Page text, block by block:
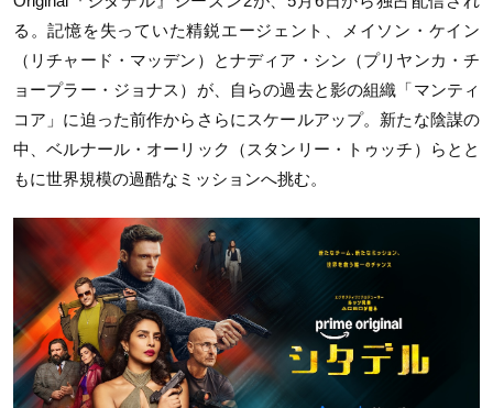
る。記憶を失っていた精鋭エージェント、メイソン・ケイン
（リチャード・マッデン）とナディア・シン（プリヤンカ・チ
ョープラー・ジョナス）が、自らの過去と影の組織「マンティ
コア」に迫った前作からさらにスケールアップ。新たな陰謀の
中、ベルナール・オーリック（スタンリー・トゥッチ）らとと
もに世界規模の過酷なミッションへ挑む。